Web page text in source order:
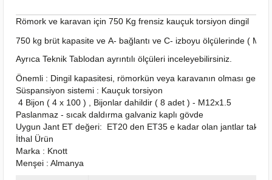
Römork ve karavan için 750 Kg frensiz kauçuk torsiyon dingil
750 kg brüt kapasite ve A- bağlantı ve C- izboyu ölçülerinde (
Ayrıca Teknik Tablodan ayrıntılı ölçüleri inceleyebilirsiniz.
Önemli : Dingil kapasitesi, römorkün veya karavanın olması
Süspansiyon sistemi : Kauçuk torsiyon
4 Bijon ( 4 x 100 ) , Bijonlar dahildir ( 8 adet ) - M12x1.5
Paslanmaz - sıcak daldırma galvaniz kaplı gövde
Uygun Jant ET değeri: ET20 den ET35 e kadar olan jantlar
İthal Ürün
Marka : Knott
Menşei : Almanya